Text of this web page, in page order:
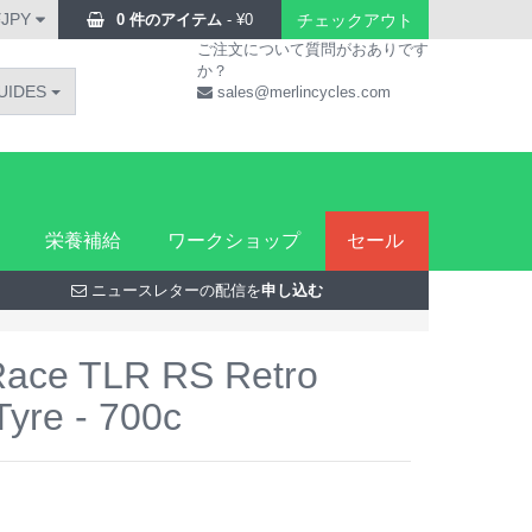
0 件のアイテム - ¥0 チェックアウト
ご注文について質問がおありです
か？
sales@merlincycles.com
栄養補給 ワークショップ セール
ニュースレターの配信を申し込む
TLR RS Retro
- 700c